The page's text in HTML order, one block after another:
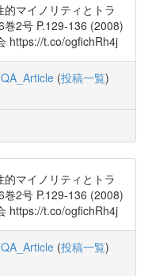
的マイノリティとトラ
2号 P.129-136 (2008)
https://t.co/ogfichRh4j
(投稿一覧)
的マイノリティとトラ
2号 P.129-136 (2008)
https://t.co/ogfichRh4j
(投稿一覧)